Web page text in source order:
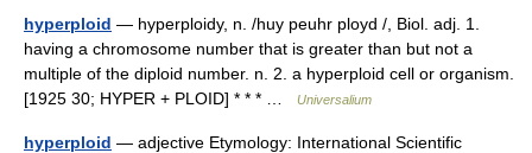
hyperploid — hyperploidy, n. /huy peuhr ployd /, Biol. adj. 1.
having a chromosome number that is greater than but not a
multiple of the diploid number. n. 2. a hyperploid cell or organism.
[1925 30; HYPER + PLOID] * * * …
Universalium
hyperploid — adjective Etymology: International Scientific